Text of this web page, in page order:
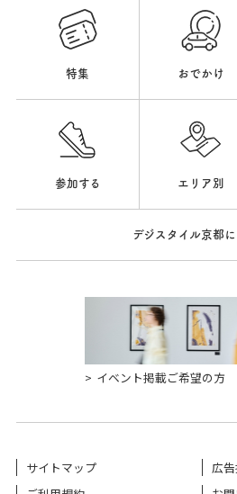
特集 おでかけ
参加する エリア別
デジスタイル京都
イベント掲載ご希望の方
サイトマップ
広